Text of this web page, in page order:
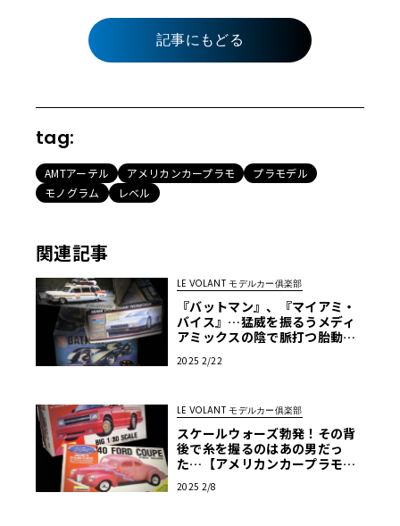
記事にもどる
tag:
AMTアーテル アメリカンカープラモ
プラモデル
モノグラム
レベル
関連記事
LE VOLANT モデルカー俱楽部
『バットマン』、『マイアミ・
バイス』…猛威を振るうメディ
アミックスの陰で脈打つ胎動！
ニクル】第45回
2025 2/22
LE VOLANT モデルカー俱楽部
スケールウォーズ勃発！その背
後で糸を握るのはあの男だっ
た…【アメリカンカープラモ・
2025 2/8